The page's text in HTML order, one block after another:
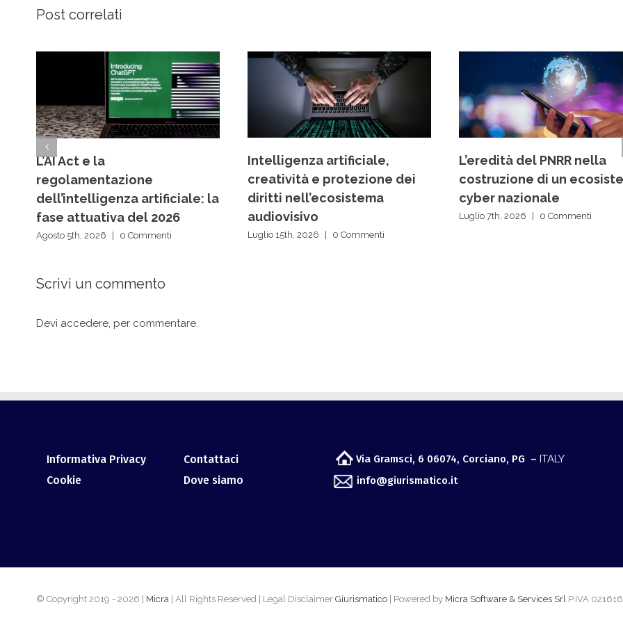
Post correlati
L’AI Act e la
regolamentazione
dell’intelligenza artificiale: la
fase attuativa del 2026
Agosto 5th, 2026 | 0 Commenti
Intelligenza artificiale,
creatività e protezione dei
diritti nell’ecosistema
audiovisivo
Luglio 15th, 2026 0 Commenti
L’eredità del PNRR nella
costruzione di un
cyber nazionale
Luglio 7th, 2026 0 Commenti
Scrivi un commento
Devi accedere , per commentare.
Informativa Privacy
Cookie
Contattaci
Dove siamo
Via Gramsci, 6 06074, Corciano, PG – ITALY
info@giurismatico.it
© Copyright 2019 - 2026 | Micra | All Rights Reserved | Legal Disclaimer Giurismatico | Powered by Micra Software & Services Srl P.IVA